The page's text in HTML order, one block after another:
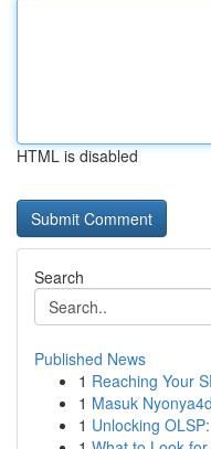
HTML is disabled
Search
Published News
1 Reaching Your
1 Masuk
1 Unlocking